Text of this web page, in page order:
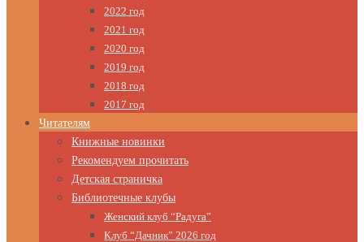
2022 год
2021 год
2020 год
2019 год
2018 год
2017 год
Читателям
Книжные новинки
Рекомендуем прочитать
Детская страничка
Библиотечные клубы
Женский клуб “Радуга”
Клуб “Дачник” 2026 год